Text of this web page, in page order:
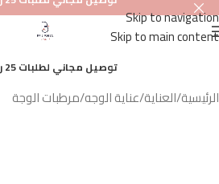
Skip to navigation
Skip to main content
توصيل مجاني لطلبات 25 ريال واكثر
الرئيسية/العناية/عناية الوجه/مرطبات الوجة